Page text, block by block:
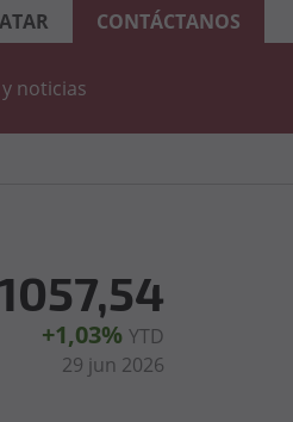
CONTÁCTANOS
noticias
+1,03% YTD
29 jun 2026